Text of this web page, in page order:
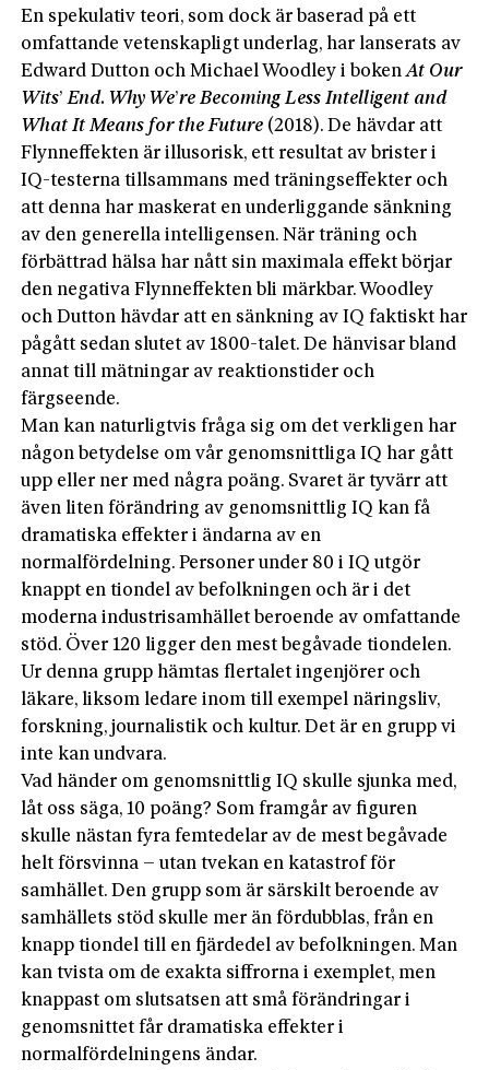
En spekulativ teori, som dock är baserad på ett
omfattande vetenskapligt underlag, har lanserats av
Edward Dutton och Michael Woodley i bokenAt Our
Wits’End. Why We’re Becoming Less Intelligent and
What It Means for the Future (2018). De hävdar att
Flynneffekten är illusorisk, ett resultat av brister i
IQ-testerna tillsammans med träningseffekter och
att denna har maskerat en underliggande sänkning
av den generella intelligensen. När träning och
förbättrad hälsa har nått sin maximala effekt börjar
den negativa Flynneffekten bli märkbar. Woodley
och Dutton hävdar att en sänkning av IQ faktiskt har
pågått sedan slutet av 1800-talet. De hänvisar bland
annat till mätningar av reaktionstider och
färgseende.
Man kan naturligtvis fråga sig om det verkligen har
någon betydelse om vår genomsnittliga IQ har gått
upp eller ner med några poäng. Svaret är tyvärr att
även liten förändring av genomsnittlig IQ kan få
dramatiska effekter i ändarna av en
normalfördelning. Personer under 80 i IQ utgör
knappt en tiondel av befolkningen och är i det
moderna industrisamhället beroende av omfattande
stöd. Över 120 ligger den mest begåvade tiondelen.
Ur denna grupp hämtas flertalet ingenjörer och
läkare, liksom ledare inom till exempel näringsliv,
forskning, journalistik och kultur. Det är en grupp vi
inte kan undvara.
Vad händer om genomsnittlig IQ skulle sjunka med,
låt oss säga, 10 poäng? Som framgår av figuren
skulle nästan fyra femtedelar av de mest begåvade
helt försvinna – utan tvekan en katastrof för
samhället. Den grupp som är särskilt beroende av
samhällets stöd skulle mer än fördubblas, från en
knapp tiondel till en fjärdedel av befolkningen. Man
kan tvista om de exakta siffrorna i exemplet, men
knappast om slutsatsen att små förändringar i
genomsnittet får dramatiska effekter i
normalfördelningens ändar.